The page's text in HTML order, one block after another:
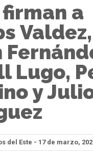
a
Valdez,
Lugo,
y
del Este - 17 de marzo,